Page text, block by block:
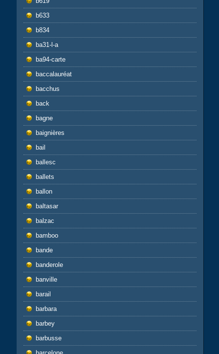
b633
b834
ba31-l-a
ba94-carte
baccalauréat
bacchus
back
bagne
baignières
bail
ballesc
ballets
ballon
baltasar
balzac
bamboo
bande
banderole
banville
barail
barbara
barbey
barbusse
barcelone